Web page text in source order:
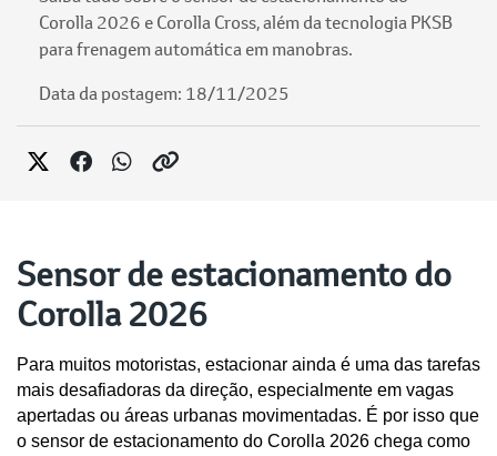
Corolla 2026 e Corolla Cross, além da tecnologia PKSB
para frenagem automática em manobras.
Data da postagem: 18/11/2025
Sensor de estacionamento do
Corolla 2026
Para muitos motoristas, estacionar ainda é uma das tarefas
mais desafiadoras da direção, especialmente em vagas
apertadas ou áreas urbanas movimentadas. É por isso que
o sensor de estacionamento do Corolla 2026 chega como